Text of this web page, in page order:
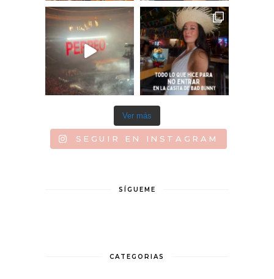
Ver más
SEGUIR EN INSTAGRAM
SÍGUEME
CATEGORIAS